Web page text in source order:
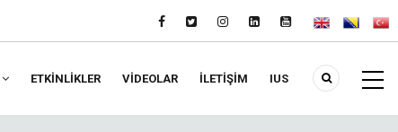
ETKİNLİKLER VIDEOLAR İLETİŞİM IUS